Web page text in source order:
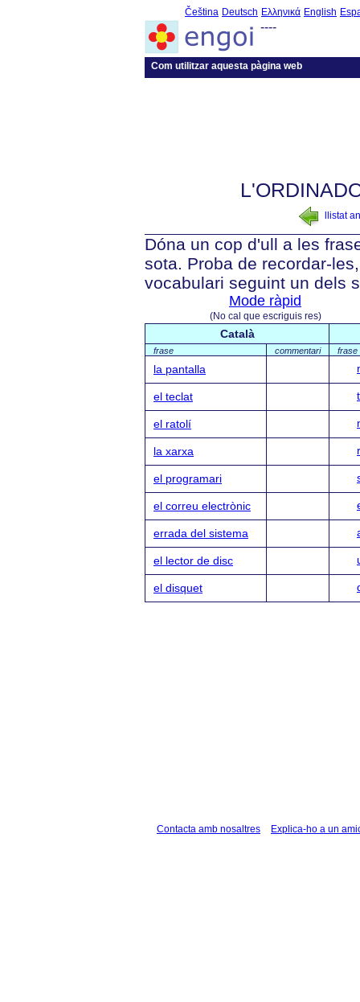
Čeština Deutsch Ελληνικά English
----
Com utilitzar aquesta pàgina web
llistat
Dóna un cop d'ull a les
sota. Proba de recordar-
vocabulari seguint un dels
Mode ràpid
(No cal que escriguis res)
Català
frase commentari frase
la pantalla
el teclat
el ratolí
la xarxa
el programari
el correu electrònic
errada del sistema
el lector de disc
el disquet
Contacta amb nosaltres Explica-ho a un